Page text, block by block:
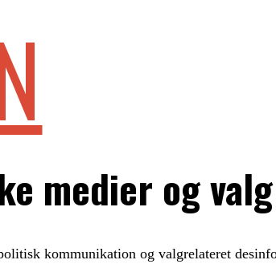
medier og valg
kommunikation og valgrelateret